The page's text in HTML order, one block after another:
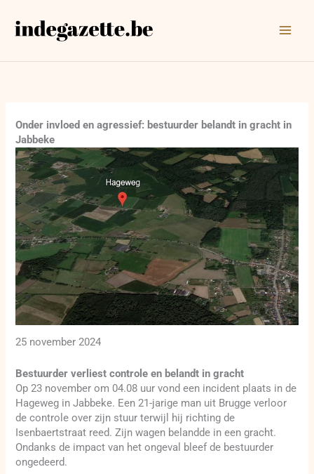
naar
Onder invloed en agressief: bestuurder belandt in gracht in
Jabbeke
25 november 2024
Bestuurder verliest controle en belandt in gracht
Op 23 november om 04.08 uur vond een incident plaats in de
Hageweg in Jabbeke. Een 21-jarige man uit Brugge verloor
de controle over zijn stuur terwijl hij richting de
Isenbaertstraat reed. Zijn wagen belandde in een gracht.
Ondanks de impact van het ongeval bleef de bestuurder
ongedeerd.